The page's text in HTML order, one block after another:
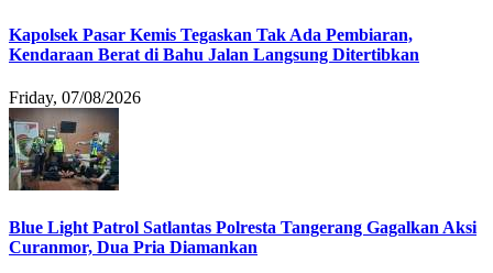
Kapolsek Pasar Kemis Tegaskan Tak Ada Pembiaran,
Kendaraan Berat di Bahu Jalan Langsung Ditertibkan
Friday, 07/08/2026
Blue Light Patrol Satlantas Polresta Tangerang Gagalkan Aksi
Curanmor, Dua Pria Diamankan